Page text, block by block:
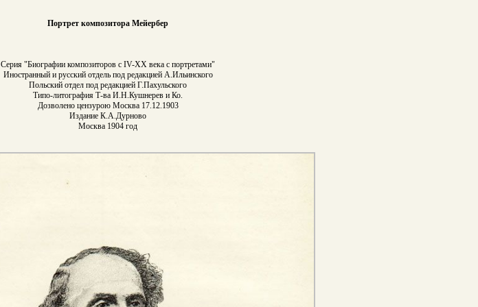
Портрет композитора Мейербер
Серия "Биографии композиторов с IV-XX века с портретами"
Иностранный и русский отдель под редакцией А.Ильинского
Польский отдел под редакцией Г.Пахульского
Типо-литография Т-ва И.Н.Кушнерев и Ко.
Дозволено цензурою Москва 17.12.1903
Издание К.А.Дурново
Москва 1904 год